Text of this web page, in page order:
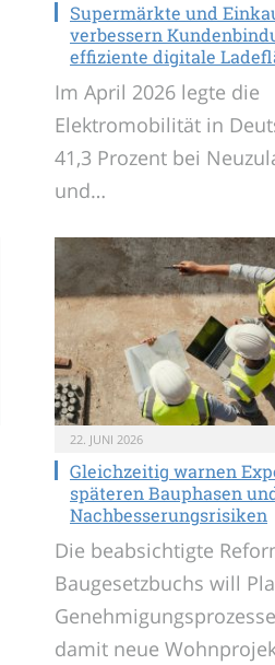
Supermärkte und
verbessern
effiziente digitale
Im April 2026 legte die
Elektromobilität in
41,3 Prozent bei
und…
22. JUNI 2026
Gleichzeitig warnen
späteren Bauphasen
Nachbesserungsrisiken
Die beabsichtigte
Baugesetzbuchs will
damit neue